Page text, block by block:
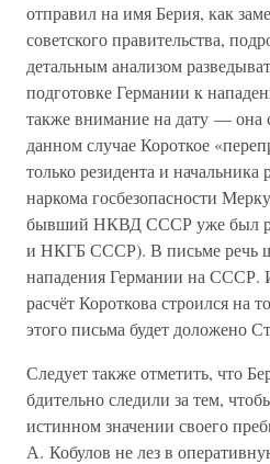
отправил на имя Берия, как
советского правительства,
детальным анализом
подготовке Германии к
также внимание на дату — она
данном случае Короткое
только резидента и начальника
наркома госбезопасности
бывший НКВД СССР уже был
и НКГБ СССР). В письме речь
нападения Германии на СССР.
расчёт Короткова строился на
этого письма будет доложено
Следует также отметить, что
бдительно следили за тем,
истинном значении своего
А. Кобулов не лез в